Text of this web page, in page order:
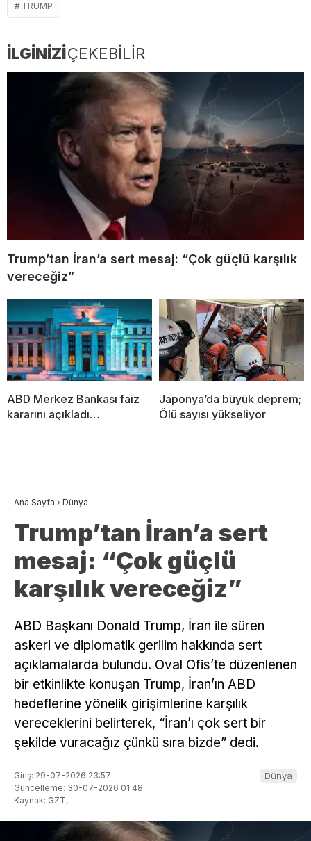
TRUMP
İLGİNİZİÇEKEBİLİR
Trump’tan İran’a sert mesaj: “Çok güçlü karşılık
vereceğiz”
ABD Merkez Bankası faiz
kararını açıkladı…
Japonya’da büyük deprem;
Ölü sayısı yükseliyor
Ana Sayfa › Dünya
Trump’tan İran’a sert
mesaj: “Çok güçlü
karşılık vereceğiz”
ABD Başkanı Donald Trump, İran ile süren
askeri ve diplomatik gerilim hakkında sert
açıklamalarda bulundu. Oval Ofis’te düzenlenen
bir etkinlikte konuşan Trump, İran’ın ABD
hedeflerine yönelik girişimlerine karşılık
vereceklerini belirterek, “İran’ı çok sert bir
şekilde vuracağız çünkü sıra bizde” dedi.
Giriş: 29-07-2026 23:57
Güncelleme: 30-07-2026 01:48
Kaynak: GZT,
Dünya